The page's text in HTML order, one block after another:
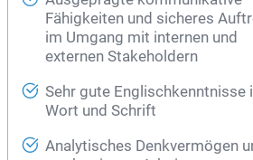
Fähigkeiten und sicheres
im Umgang mit internen und
externen Stakeholdern
Sehr gute Englischkenntnisse
Wort und Schrift
Analytisches Denkvermögen